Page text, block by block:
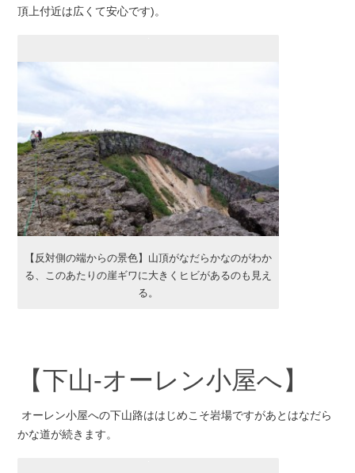
頂上付近は広くて安心です)。
【反対側の端からの景色】山頂がなだらかなのがわか
る、このあたりの崖ギワに大きくヒビがあるのも見え
る。
【下山-オーレン小屋へ】
オーレン小屋への下山路ははじめこそ岩場ですがあとはなだら
かな道が続きます。